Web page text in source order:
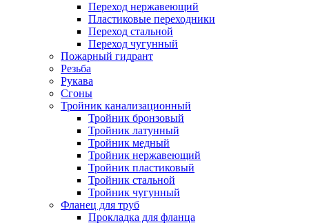
Переход нержавеющий
Пластиковые переходники
Переход стальной
Переход чугунный
Пожарный гидрант
Резьба
Рукава
Сгоны
Тройник канализационный
Тройник бронзовый
Тройник латунный
Тройник медный
Тройник нержавеющий
Тройник пластиковый
Тройник стальной
Тройник чугунный
Фланец для труб
Прокладка для фланца